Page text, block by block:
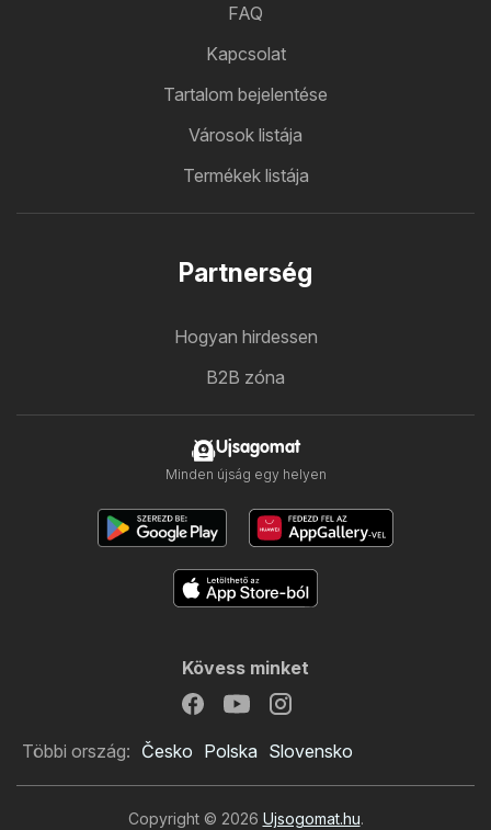
FAQ
Kapcsolat
Tartalom bejelentése
Városok listája
Termékek listája
Partnerség
Hogyan hirdessen
B2B zóna
Ujsagomat
Minden újság egy helyen
Kövess minket
Többi ország: Česko Polska Slovensko
Copyright © 2026 Ujsogomat.hu.